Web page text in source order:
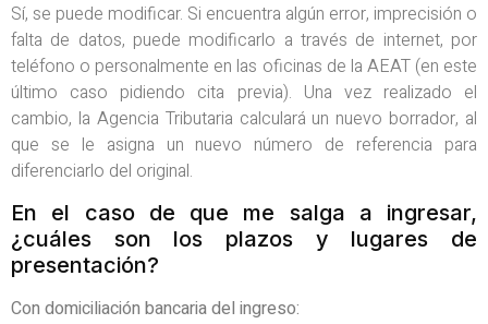
Sí, se puede modificar. Si encuentra algún error, imprecisión o
falta de datos, puede modificarlo a través de internet, por
teléfono o personalmente en las oficinas de la AEAT (en este
último caso pidiendo cita previa). Una vez realizado el
cambio, la Agencia Tributaria calculará un nuevo borrador, al
que se le asigna un nuevo número de referencia para
diferenciarlo del original.
En el caso de que me salga a ingresar,
¿cuáles son los plazos y lugares de
presentación?
Con domiciliación bancaria del ingreso: